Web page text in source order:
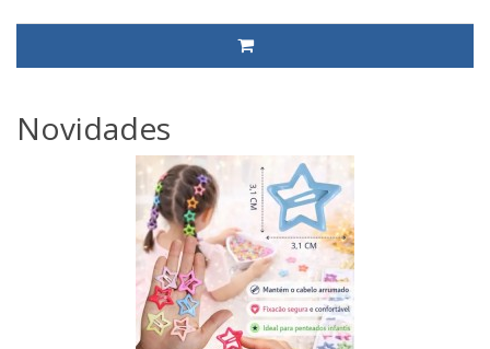
Novidades